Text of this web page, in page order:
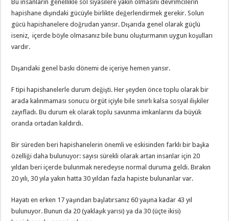
Bu insanların genellikle sol siyasilere yakın olmasını devrimcilerin
hapishane dışındaki gücüyle birlikte değerlendirmek gerekir. Solun
gücü hapishanelere doğrudan yansır. Dışarıda genel olarak güçlü
iseniz, içerde böyle olmasanız bile bunu oluşturmanın uygun koşulları
vardır.
Dışarıdaki genel baskı dönemi de içeriye hemen yansır.
F tipi hapishanelerle durum değişti. Her şeyden önce toplu olarak bir
arada kalınmaması sonucu örgüt içiyle bile sınırlı kalsa sosyal ilişkiler
zayıfladı. Bu durum ek olarak toplu savunma imkanlarını da büyük
oranda ortadan kaldırdı.
Bir süreden beri hapishanelerin önemli ve eskisinden farklı bir başka
özelliği daha bulunuyor: sayısı sürekli olarak artan insanlar için 20
yıldan beri içerde bulunmak neredeyse normal duruma geldi. Bırakın
20 yılı, 30 yıla yakın hatta 30 yıldan fazla hapiste bulunanlar var.
Hayatı en erken 17 yaşından başlatırsanız 60 yaşına kadar 43 yıl
bulunuyor. Bunun da 20 (yaklaşık yarısı) ya da 30 (üçte ikisi)